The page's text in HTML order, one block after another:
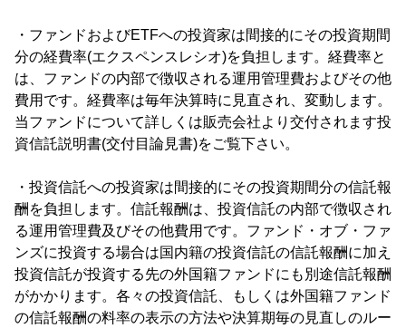
・ファンドおよびETFへの投資家は間接的にその投資期間
分の経費率(エクスペンスレシオ)を負担します。経費率と
は、ファンドの内部で徴収される運用管理費およびその他
費用です。経費率は毎年決算時に見直され、変動します。
当ファンドについて詳しくは販売会社より交付されます投
資信託説明書(交付目論見書)をご覧下さい。
・投資信託への投資家は間接的にその投資期間分の信託報
酬を負担します。信託報酬は、投資信託の内部で徴収され
る運用管理費及びその他費用です。ファンド・オブ・ファ
ンズに投資する場合は国内籍の投資信託の信託報酬に加え
投資信託が投資する先の外国籍ファンドにも別途信託報酬
がかかります。各々の投資信託、もしくは外国籍ファンド
の信託報酬の料率の表示の方法や決算期毎の見直しのルー